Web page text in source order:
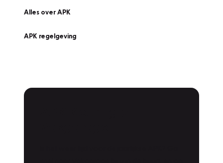
Alles over APK
APK regelgeving